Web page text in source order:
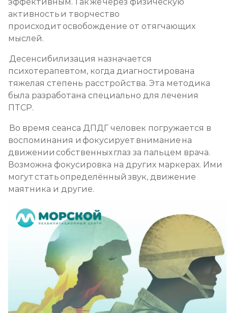
активность и творчество
происходит освобождение от отягчающих
мыслей.
Десенсибилизация назначается
психотерапевтом, когда диагностирована
тяжелая степень расстройства. Эта методика
была разработана специально для лечения
ПТСР.
Во время сеанса ДПДГ человек погружается в
воспоминания и фокусирует внимание на
движении собственных глаз за пальцем врача.
Возможна фокусировка на других маркерах. Ими
могут стать определённый звук, движение
маятника и другие.